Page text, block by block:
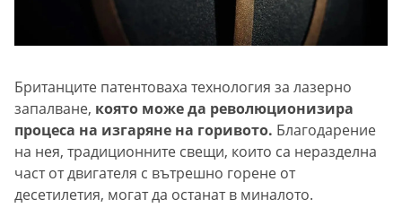
Британците патентоваха технология за лазерно
запалване, която може да революционизира
процеса на изгаряне на горивото. Благодарение
на нея, традиционните свещи, които са неразделна
част от двигателя с вътрешно горене от
десетилетия, могат да останат в миналото.